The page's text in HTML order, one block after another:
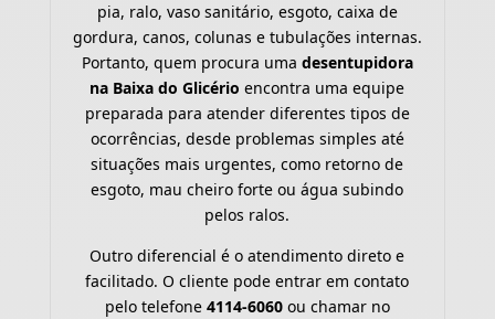
pia, ralo, vaso sanitário, esgoto, caixa de
gordura, canos, colunas e tubulações internas.
Portanto, quem procura uma desentupidora
na Baixa do Glicério encontra uma equipe
preparada para atender diferentes tipos de
ocorrências, desde problemas simples até
situações mais urgentes, como retorno de
esgoto, mau cheiro forte ou água subindo
pelos ralos.
Outro diferencial é o atendimento direto e
facilitado. O cliente pode entrar em contato
pelo telefone 4114-6060ou chamar no